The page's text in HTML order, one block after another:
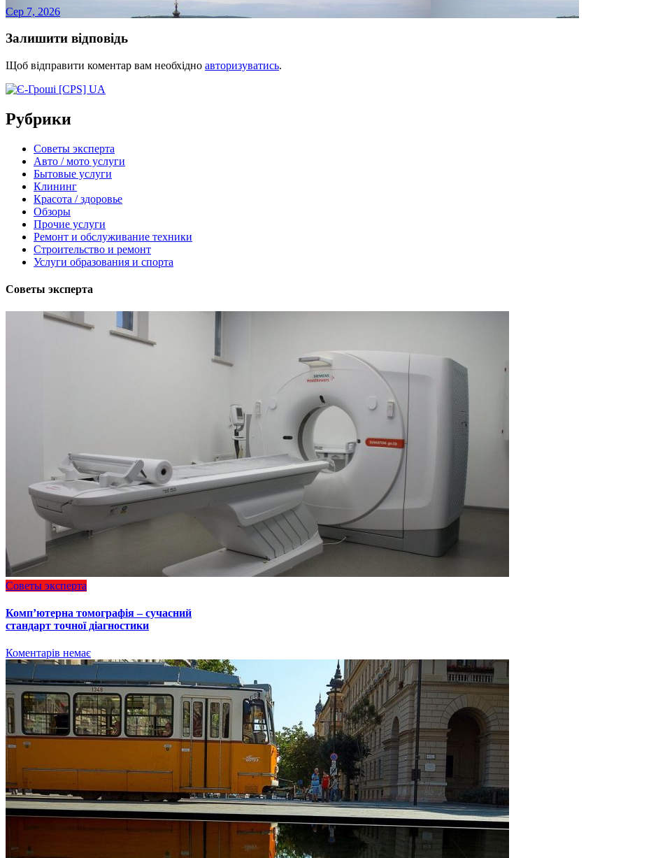
Сер 7, 2026
Залишити відповідь
Щоб відправити коментар вам необхідно авторизуватись.
Рубрики
Советы эксперта
Авто / мото услуги
Бытовые услуги
Клининг
Красота / здоровье
Обзоры
Прочие услуги
Ремонт и обслуживание техники
Строительство и ремонт
Услуги образования и спорта
Советы эксперта
Советы эксперта
Комп’ютерна томографія – сучасний
стандарт точної діагностики
Коментарів немає